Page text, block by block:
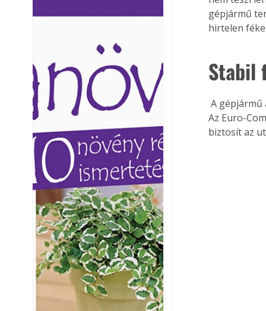
Ezermester
Laptapir kényelmes
gépjármű
hirtelen
Stabil
A gépjármű alvázak egyik legfontosabb összetevője, ráfutó egységük mellett a futómű.
Az Euro-
biztosít az